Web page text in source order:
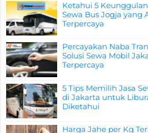
Ketahui 5
Sewa Bus Jogja yang
Terpercaya
Percayakan Naba
Solusi Sewa Mobil
Terpercaya
5 Tips Memilih Jasa
di Jakarta untuk
Diketahui
Harga Jahe per Kg